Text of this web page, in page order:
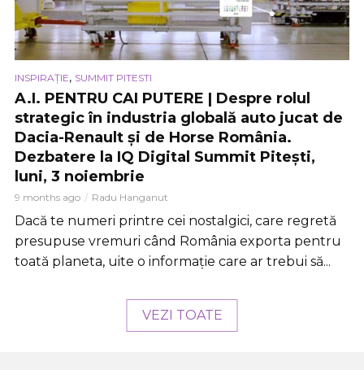
VEZI TOATE
INSPIRAȚIE, SUMMIT PITESTI
A.I. PENTRU CAI PUTERE | Despre rolul
strategic în industria globală auto jucat de
Dacia-Renault și de Horse România.
Dezbatere la IQ Digital Summit Pitești,
luni, 3 noiembrie
9 months ago Radu Hanganut
Dacă te numeri printre cei nostalgici, care regretă
presupuse vremuri când România exporta pentru
toată planeta, uite o informație care ar trebui să...